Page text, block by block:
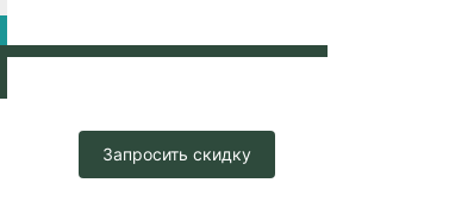
Запросить скидку